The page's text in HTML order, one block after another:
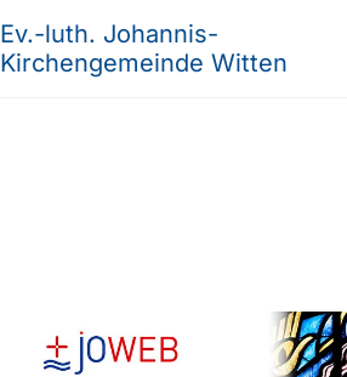
Ev.-luth. Johannis-
Kirchengemeinde Witten